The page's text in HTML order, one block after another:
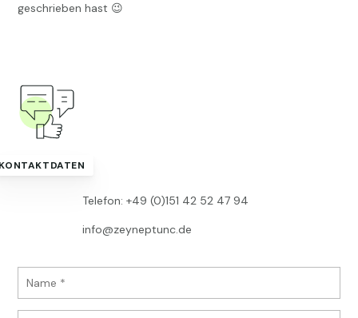
geschrieben hast 😉
Telefon: +49 (0)151 42 52 47 94
info@zeyneptunc.de